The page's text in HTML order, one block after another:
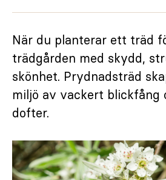
När du planterar ett träd
trädgården med skydd,
skönhet. Prydnadsträd
miljö av vackert blickfång
dofter.